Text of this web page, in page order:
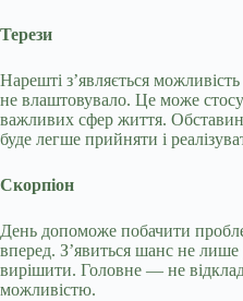
Терези
Нарешті з’являється
не влаштовувало. Це може
важливих сфер життя.
буде легше прийняти і
Скорпіон
День допоможе побачити
вперед. З’явиться шанс не лише
вирішити. Головне — не
можливістю.